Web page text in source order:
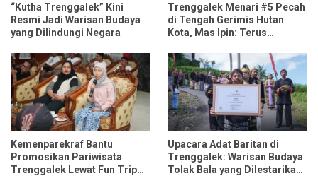
“Kutha Trenggalek” Kini
Resmi Jadi Warisan Budaya
yang Dilindungi Negara
Trenggalek Menari #5 Pecah
di Tengah Gerimis Hutan
Kota, Mas Ipin: Terus
Kemenparekraf Bantu
Promosikan Pariwisata
Trenggalek Lewat Fun Trip
Upacara Adat Baritan di
Trenggalek: Warisan Budaya
Tolak Bala yang Dilestarikan